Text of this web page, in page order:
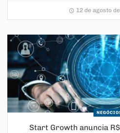
12 de agosto
Start Growth anuncia